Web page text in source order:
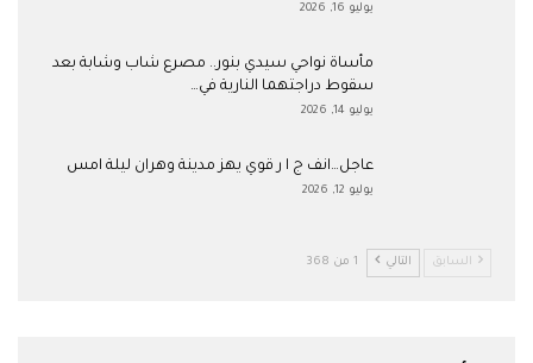
يوليو 16, 2026
مأساة نواحي سيدي بنور.. مصرع شاب وشابة بعد
سقوط دراجتهما النارية في…
يوليو 14, 2026
عاجل…انف ج ا ر قوي يهز مدينة وهران ليلة امس
يوليو 12, 2026
السابق التالي 1 من 368